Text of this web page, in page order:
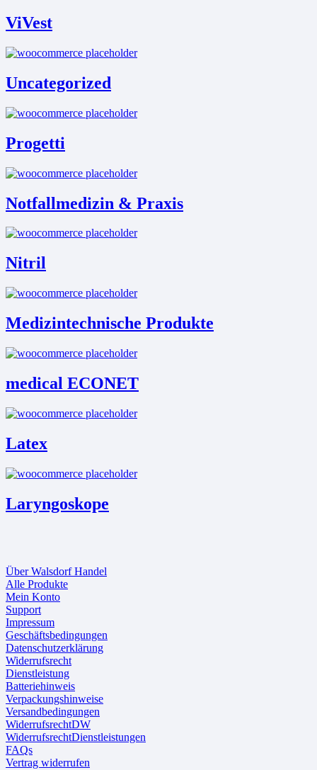
ViVest
Uncategorized
Progetti
Notfallmedizin & Praxis
Nitril
Medizintechnische Produkte
medical ECONET
Latex
Laryngoskope
Über Walsdorf Handel
Alle Produkte
Mein Konto
Support
Impressum
Geschäftsbedingungen
Datenschutzerklärung
Widerrufsrecht
Dienstleistung
Batteriehinweis
Verpackungshinweise
Versandbedingungen
WiderrufsrechtDW
WiderrufsrechtDienstleistungen
FAQs
Vertrag widerrufen